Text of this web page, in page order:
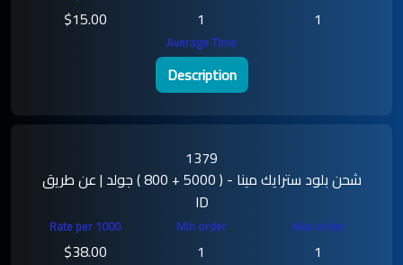
$15.00
1 1
Description
1379
شحن بلود سترايك مينا - ( 5000 + 800 ) جولد | عن طريق
ID
$38.00
1 1